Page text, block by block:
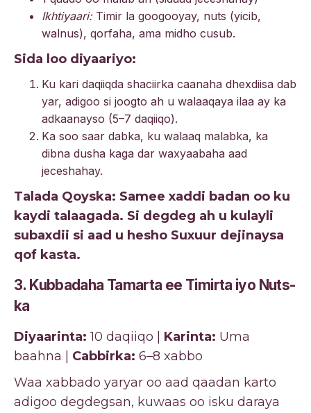
Ikhtiyaari:Timir la googooyay, nuts (yicib,
walnus), qorfaha, ama midho cusub.
Sida loo diyaariyo:
Ku kari daqiiqda shaciirka caanaha dhexdiisa dab
yar, adigoo si joogto ah u walaaqaya ilaa ay ka
adkaanayso (5–7 daqiiqo).
Ka soo saar dabka, ku walaaq malabka, ka
dibna dusha kaga dar waxyaabaha aad
jeceshahay.
Talada Qoyska: Samee xaddi badan oo ku
kaydi talaagada. Si degdeg ah u kulayli
subaxdii si aad u hesho Suxuur dejinaysa
qof kasta.
3. Kubbadaha Tamarta ee Timirta iyo Nuts-
ka
Diyaarinta: 10 daqiiqo | Karinta: Uma
baahna | Cabbirka: 6–8 xabbo
Waa xabbado yaryar oo aad qaadan karto
adigoo degdegsan, kuwaas oo isku daraya